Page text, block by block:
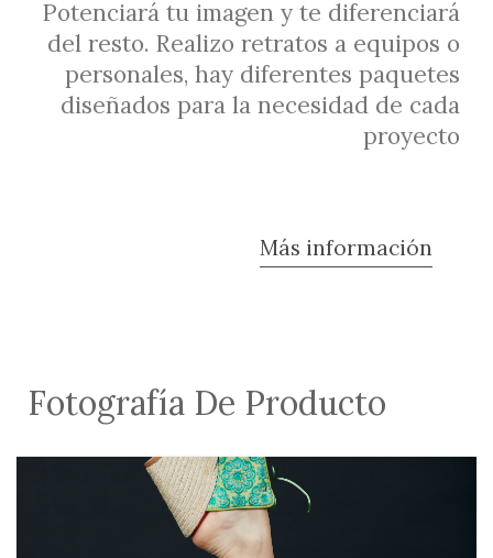
Potenciará tu imagen y te diferenciará
del resto. Realizo retratos a equipos o
personales, hay diferentes paquetes
diseñados para la necesidad de cada
proyecto
Más información
Fotografía De Producto